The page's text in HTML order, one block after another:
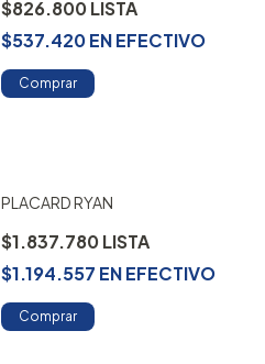
$826.800
$537.420ENEFECTIVO
Comprar
PLACARD RYAN
$1.837.780
$1.194.557 ENEFECTIVO
Comprar